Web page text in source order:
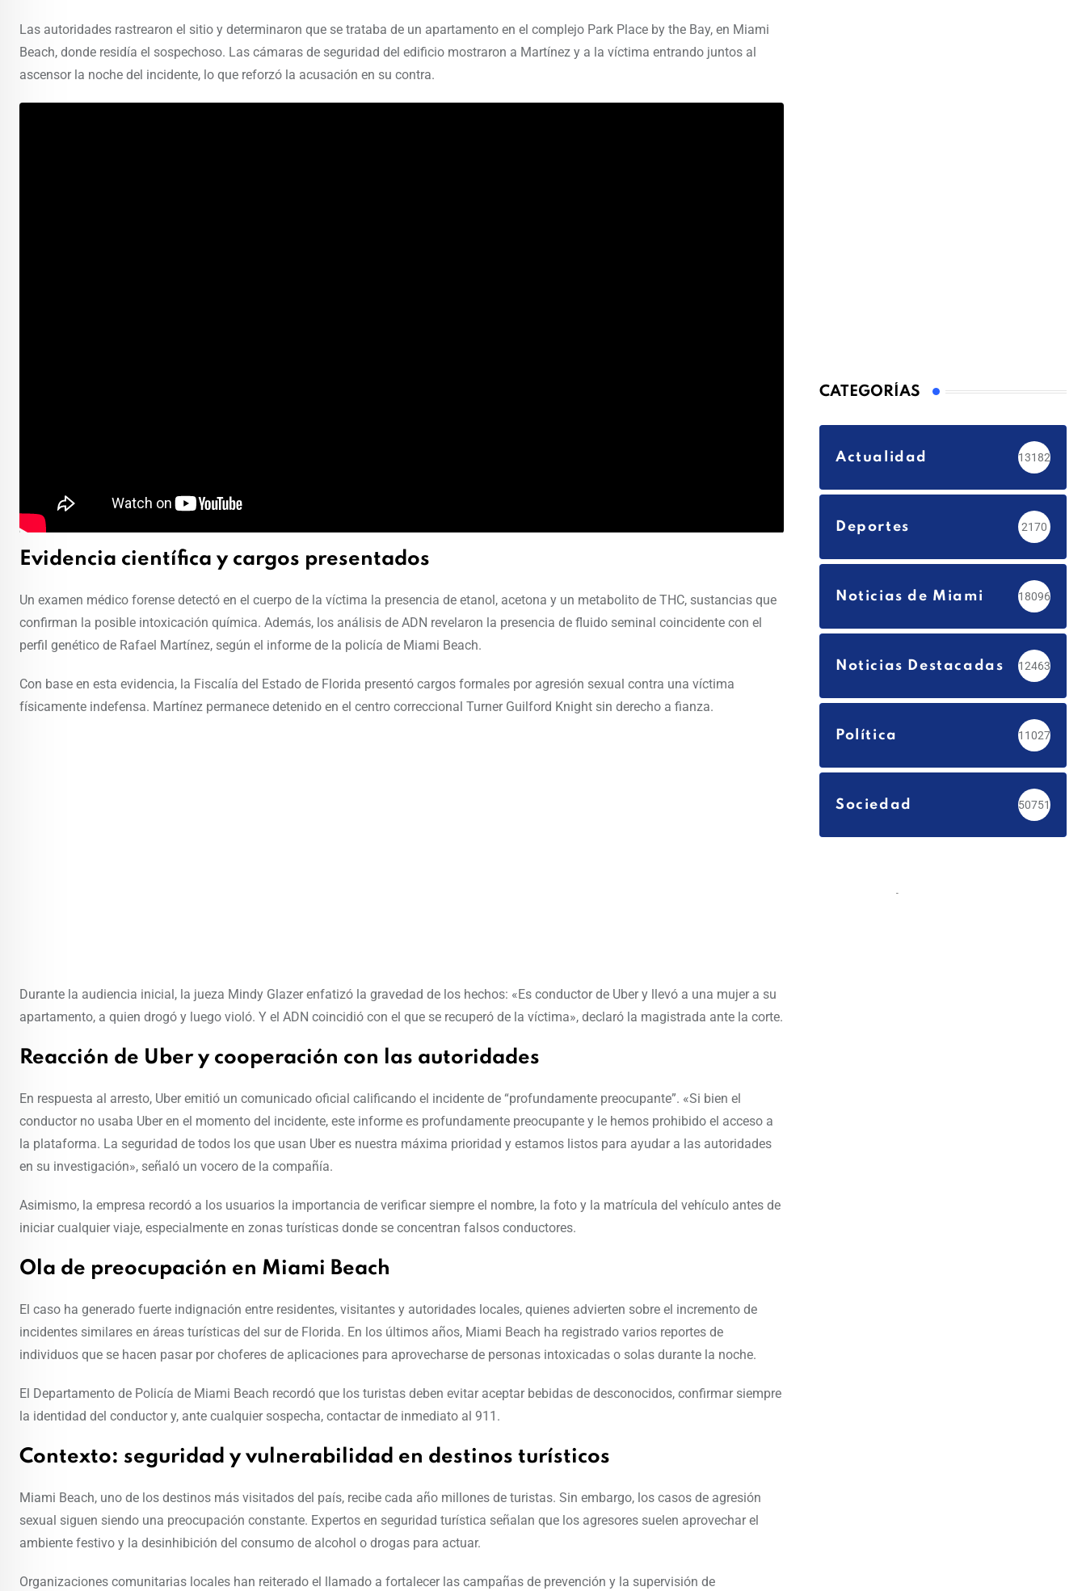
Las autoridades rastrearon el sitio y determinaron que se trataba de un apartamento en el complejo Park Place by the Bay, en Miami
Beach, donde residía el sospechoso. Las cámaras de seguridad del edificio mostraron a Martínez y a la víctima entrando juntos al
ascensor la noche del incidente, lo que reforzó la acusación en su contra.
Evidencia científica y cargos presentados
Un examen médico forense detectó en el cuerpo de la víctima la presencia de etanol, acetona y un metabolito de THC, sustancias que
confirman la posible intoxicación química. Además, los análisis de ADN revelaron la presencia de fluido seminal coincidente con el
perfil genético de Rafael Martínez, según el informe de la policía de Miami Beach.
Con base en esta evidencia, la Fiscalía del Estado de Florida presentó cargos formales por agresión sexual contra una víctima
físicamente indefensa. Martínez permanece detenido en el centro correccional Turner Guilford Knight sin derecho a fianza.
Durante la audiencia inicial, la jueza Mindy Glazer enfatizó la gravedad de los hechos: «Es conductor de Uber y llevó a una mujer a su
apartamento, a quien drogó y luego violó. Y el ADN coincidió con el que se recuperó de la víctima», declaró la magistrada ante la corte.
Reacción de Uber y cooperación con las autoridades
En respuesta al arresto, Uber emitió un comunicado oficial calificando el incidente de “profundamente preocupante”. «Si bien el
conductor no usaba Uber en el momento del incidente, este informe es profundamente preocupante y le hemos prohibido el acceso a
la plataforma. La seguridad de todos los que usan Uber es nuestra máxima prioridad y estamos listos para ayudar a las autoridades
en su investigación», señaló un vocero de la compañía.
Asimismo, la empresa recordó a los usuarios la importancia de verificar siempre el nombre, la foto y la matrícula del vehículo antes de
iniciar cualquier viaje, especialmente en zonas turísticas donde se concentran falsos conductores.
Ola de preocupación en Miami Beach
El caso ha generado fuerte indignación entre residentes, visitantes y autoridades locales, quienes advierten sobre el incremento de
incidentes similares en áreas turísticas del sur de Florida. En los últimos años, Miami Beach ha registrado varios reportes de
individuos que se hacen pasar por choferes de aplicaciones para aprovecharse de personas intoxicadas o solas durante la noche.
El Departamento de Policía de Miami Beach recordó que los turistas deben evitar aceptar bebidas de desconocidos, confirmar siempre
la identidad del conductor y, ante cualquier sospecha, contactar de inmediato al 911.
Contexto: seguridad y vulnerabilidad en destinos turísticos
Miami Beach, uno de los destinos más visitados del país, recibe cada año millones de turistas. Sin embargo, los casos de agresión
sexual siguen siendo una preocupación constante. Expertos en seguridad turística señalan que los agresores suelen aprovechar el
ambiente festivo y la desinhibición del consumo de alcohol o drogas para actuar.
Organizaciones comunitarias locales han reiterado el llamado a fortalecer las campañas de prevención y la supervisión de
CATEGORÍAS
Actualidad 13182
Deportes 2170
Noticias de Miami 18096
Noticias Destacadas 12463
Política 11027
Sociedad 50751